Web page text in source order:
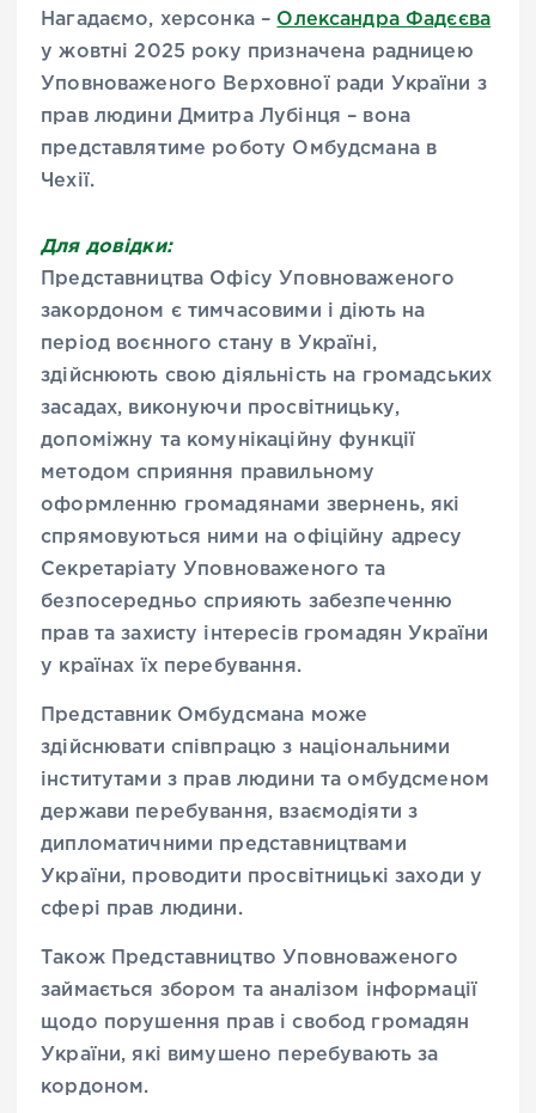
Нагадаємо, херсонка – Олександра Фадєєва
у жовтні 2025 року призначена радницею
Уповноваженого Верховної ради України з
прав людини Дмитра Лубінця – вона
представлятиме роботу Омбудсмана в
Чехії.
Для довідки:
Представництва Офісу Уповноваженого
закордоном є тимчасовими і діють на
період воєнного стану в Україні,
здійснюють свою діяльність на громадських
засадах, виконуючи просвітницьку,
допоміжну та комунікаційну функції
методом сприяння правильному
оформленню громадянами звернень, які
спрямовуються ними на офіційну адресу
Секретаріату Уповноваженого та
безпосередньо сприяють забезпеченню
прав та захисту інтересів громадян України
у країнах їх перебування.
Представник Омбудсмана може
здійснювати співпрацю з національними
інститутами з прав людини та омбудсменом
держави перебування, взаємодіяти з
дипломатичними представництвами
України, проводити просвітницькі заходи у
сфері прав людини.
Також Представництво Уповноваженого
займається збором та аналізом інформації
щодо порушення прав і свобод громадян
України, які вимушено перебувають за
кордоном.